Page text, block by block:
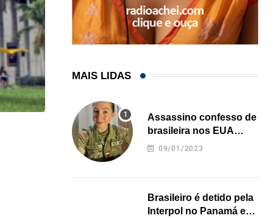
HISTÓRICO
Açaí é reconhecido oficialmente como fruto
21/01/2026
MAIS LIDAS
Assassino confesso de
brasileira nos EUA
revela onde deixou o
09/01/2023
Brasileiro é detido pela
Interpol no Panamá e